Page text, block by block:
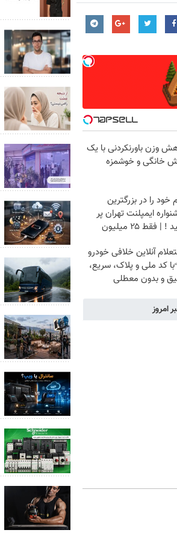
وزن باورنکردنی با یک
خانگی و خوشمزه
خود را در بزرگترین
ایمپلنت تهران پر
| فقط ۲۵ میلیون
آنلاین خلافی خودرو
کد ملی و پلاک، سریع،
و بدون معطلی
امروز